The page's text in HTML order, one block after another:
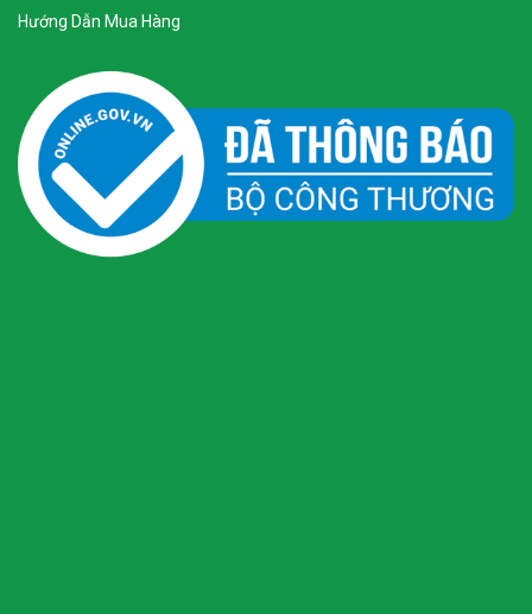
Hướng Dẫn Mua Hàng